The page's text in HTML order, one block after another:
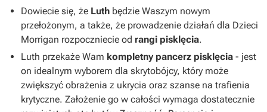
Dowiecie się, że Luth będzie Waszym nowym
przełożonym, a także, że prowadzenie działań dla Dzieci
Morrigan rozpoczniecie od rangi pisklęcia.
Luth przekaże Wam kompletny pancerz pisklęcia - jest
on idealnym wyborem dla skrytobójcy, który może
zwiększyć obrażenia z ukrycia oraz szanse na trafienia
krytyczne. Założenie go w całości wymaga dostatecznie